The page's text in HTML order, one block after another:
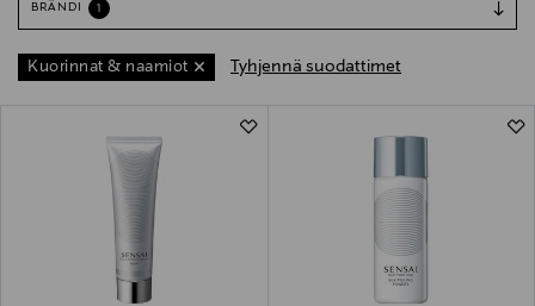
BRÄNDI 1
Kuorinnat & naamiot Tyhjennä suodattimet